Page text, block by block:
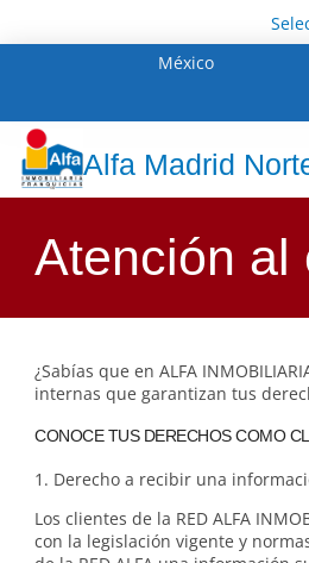
México
Alfa Madrid
Atención al
¿Sabías que en ALFA
internas que garantizan tus
CONOCE TUS DERECHOS COMO
1. Derecho a recibir una
Los clientes de la RED ALFA
con la legislación vigente y